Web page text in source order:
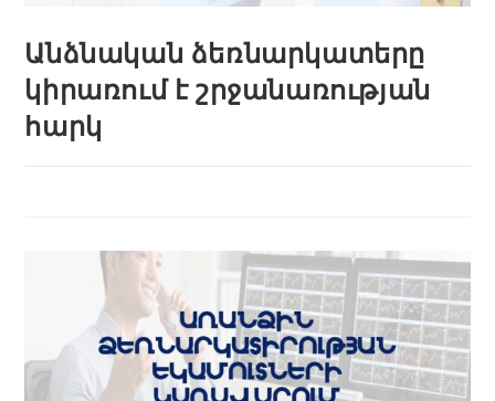
Անձնական ձեռնարկատերը
կիրառում է շրջանառության
հարկ